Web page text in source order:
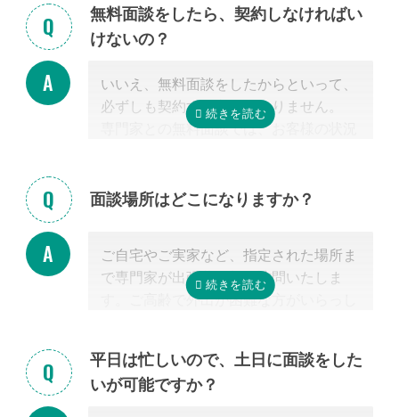
も大切だと言えます。
なお自宅から離れた専門家をご紹介した
等まで出張費無料で訪問可能ですのでご
安心ください。
無料面談をしたら、契約しなければい
けないの？
いいえ、無料面談をしたからといって、
必ずしも契約する必要はありません。
専門家との無料面談では、お客様の状況
提示させて頂きます。
こく営業するようなことはありませんの
でご安心ください。
面談場所はどこになりますか？
ご自宅やご実家など、指定された場所ま
で専門家が出張費無料で訪問いたしま
す。ご高齢で外出が困難な方がいらっし
を使ったオンライン面談にも対応可能で
す。（一部士業を除く）
平日は忙しいので、土日に面談をした
いが可能ですか？